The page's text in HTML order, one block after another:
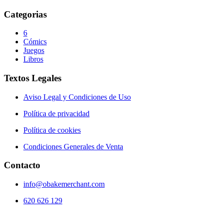
Categorias
6
Cómics
Juegos
Libros
Textos Legales
Aviso Legal y Condiciones de Uso
Política de privacidad
Política de cookies
Condiciones Generales de Venta
Contacto
info@obakemerchant.com
620 626 129